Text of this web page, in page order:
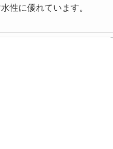
性に優れています。